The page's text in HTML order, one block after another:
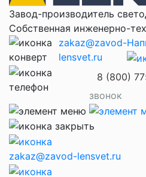
Завод-производитель
Собственная инженерно-
zakaz@zavod-
lensvet.ru
8 (800)
звонок
zakaz@zavod-lensvet.ru